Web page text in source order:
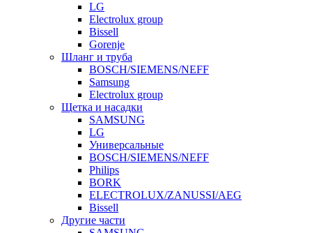
LG
Electrolux group
Bissell
Gorenje
Шланг и труба
BOSCH/SIEMENS/NEFF
Samsung
Electrolux group
Щетка и насадки
SAMSUNG
LG
Универсальные
BOSCH/SIEMENS/NEFF
Philips
BORK
ELECTROLUX/ZANUSSI/AEG
Bissell
Другие части